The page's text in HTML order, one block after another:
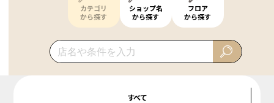
カテゴリ
から探す
ショップ名
から探す
フロア
から探す
すべて